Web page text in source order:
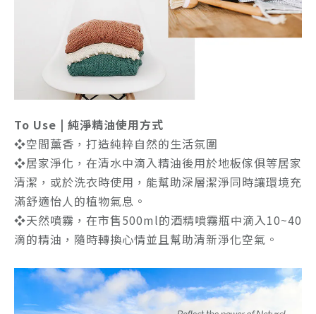
To Use | 純淨精油使用方式
❖空間薰香，打造純粹自然的生活氛圍
❖居家淨化，在清水中滴入精油後用於地板傢俱等居家
清潔，或於洗衣時使用，能幫助深層潔淨同時讓環境充
滿舒適怡人的植物氣息。
❖天然噴霧，在市售500ml的酒精噴霧瓶中滴入10~40
滴的精油，隨時轉換心情並且幫助清新淨化空氣。